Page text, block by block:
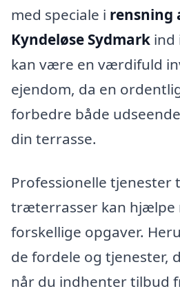
med speciale i rensning
Kyndeløse Sydmark ind
kan være en værdifuld
ejendom, da en
forbedre både
din terrasse.
Professionelle tjenester
træterrasser kan hjælpe
forskellige opgaver.
de fordele og tjenester,
når du indhenter tilbud